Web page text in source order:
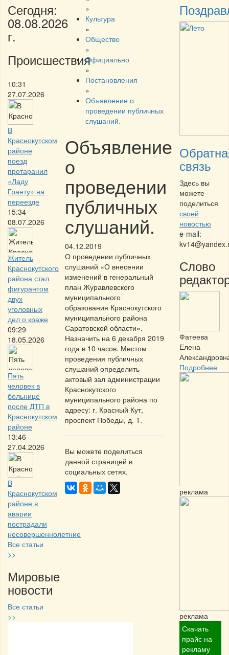
Сегодня:
08.08.2026
г.
Происшествия
10:31
27.07.2026
В
Краснокутском
районе
поезд
протаранил
«Ладу
Гранту» на
переезде
15:34
08.07.2026
Житель
Краснокутского
района стал
фигурантом
двух
уголовных
дел о краже
09:29
18.05.2026
Пять
человек в
больнице
после ДТП в
Краснокутском
районе
13:46
27.04.2026
В
Краснокутском
районе в
аварии
пострадали
несовершеннолетние
Все статьи
>>
Мировые
новости
Все статьи
>>
»
Культура
»
Общество
»
Официально
»
Постановления
»
Объявление о
проведении публичных
слушаний.
Объявление
о
проведении
публичных
слушаний.
04.12.2019
О проведении публичных
слушаний «О внесении
изменений в генеральный
план Журавлевского
муниципального
образования Краснокутского
муниципального района
Саратовской области».
Назначить на 6 декабря 2019
года в 10 часов. Местом
проведения публичных
слушаний определить
актовый зал администрации
Краснокутского
муниципального района по
адресу: г. Красный Кут,
проспект Победы, д. 1.
Вы можете поделиться
данной страницей в
социальных сетях.
связь
Здесь вы
можете
поделиться
своей
новостью
e-mail:
Слово
Фатеева
Елена
Подробнее
реклама
реклама
Скачать
прайс на
рекламу